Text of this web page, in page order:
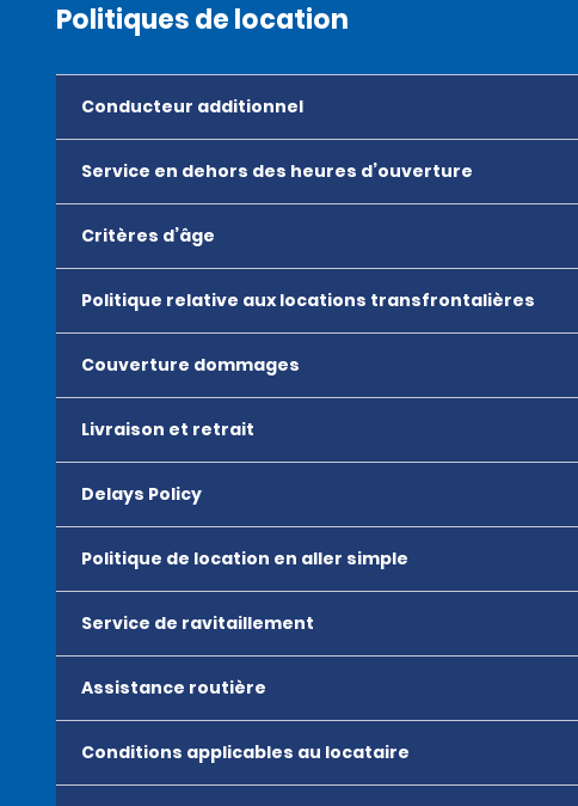
Politiques de location
Conducteur additionnel
Service en dehors des heures d’ouverture
Critères d’âge
Politique relative aux locations transfrontalières
Couverture dommages
Livraison et retrait
Delays Policy
Politique de location en aller simple
Service de ravitaillement
Assistance routière
Conditions applicables au locataire